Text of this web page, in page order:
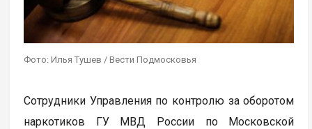
Фото: Илья Тушев / Вести Подмосковья
Сотрудники Управления по контролю за оборотом
наркотиков ГУ МВД России по Московской